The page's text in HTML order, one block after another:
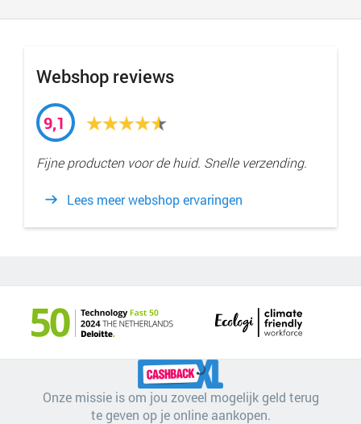
Webshop reviews
9,1
Fijne producten voor de huid. Snelle verzending.
Lees meer webshop ervaringen
Onze missie is om jou zoveel mogelijk geld terug
te geven op je online aankopen.